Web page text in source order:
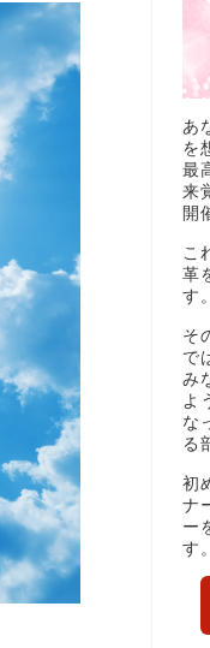
あ
を
最
来
開
こ
革
す。
そ
で
み
よ
な
る
初
ナ
ー
す。